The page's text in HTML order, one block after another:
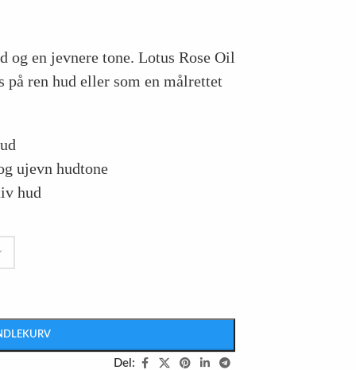
en jevnere tone. Lotus Rose Oil
ren hud eller som en målrettet
ujevn hudtone
hud
Del: